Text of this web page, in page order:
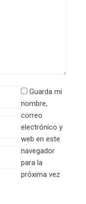
Guarda mi
nombre,
correo
electrónico y
web en este
navegador
para la
próxima vez